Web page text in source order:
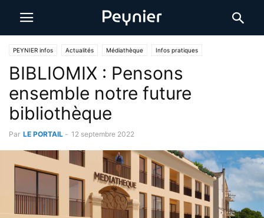
PEYNIER infos Actualités Médiathèque Infos pratiques
BIBLIOMIX : Pensons
ensemble notre future
bibliothèque
Par LE PORTAIL - 12 septembre 2022